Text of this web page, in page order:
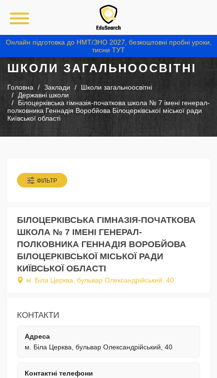
Онлайн підготовка до НМТ/ЗНО 2027, безкоштовні пробні уроки,
тисни ТУТ
ШКОЛИ ЗАГАЛЬНООСВІТНІ
Головна Заклади
Школи загальноосвітні
Державні школи
Білоцерківська гімназія-початкова школа № 7 імені генерал-
полковника Геннадія Воробйова Білоцерківської міської ради
Київської області
ФІЛЬТР
БІЛОЦЕРКІВСЬКА ГІМНАЗІЯ-ПОЧАТКОВА
ШКОЛА № 7 ІМЕНІ ГЕНЕРАЛ-
ПОЛКОВНИКА ГЕННАДІЯ ВОРОБЙОВА
БІЛОЦЕРКІВСЬКОЇ МІСЬКОЇ РАДИ
КИЇВСЬКОЇ ОБЛАСТІ
м. Біла Церква, бульвар Олександрійський, 40
КОНТАКТИ
Адреса
м. Біла Церква, бульвар Олександрійський, 40
Контактні телефони